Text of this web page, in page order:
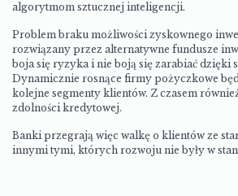
algorytmom sztucznej inteligencji.
Problem braku możliwości zyskownego
rozwiązany przez alternatywne fundusze
boja się ryzyka i nie boją się zarabiać dzięki
Dynamicznie rosnące firmy pożyczkowe
kolejne segmenty klientów. Z czasem
zdolności kredytowej.
Banki przegrają więc walkę o klientów ze
innymi tymi, których rozwoju nie były w